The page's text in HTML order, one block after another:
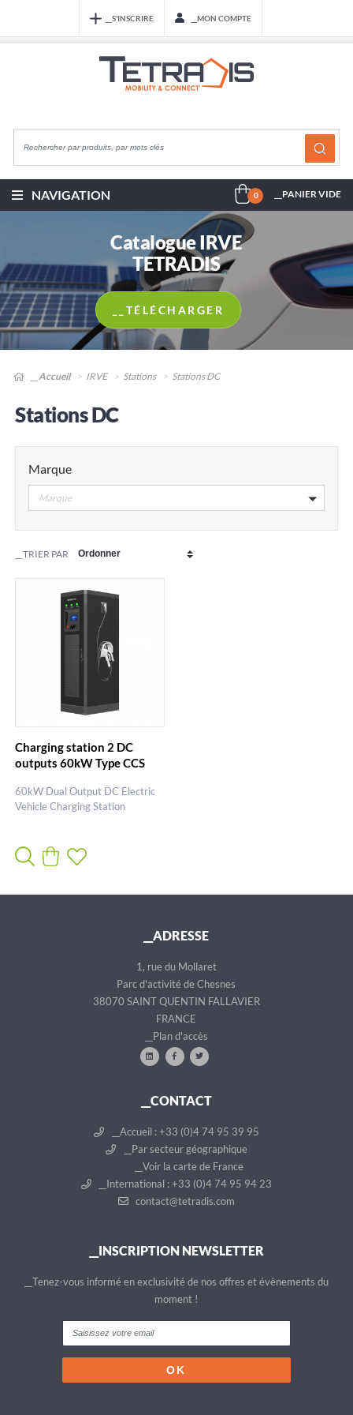
__S'INSCRIRE __MON COMPTE
NAVIGATION 0 __PANIER VIDE
Catalogue IRVE
TETRADIS
__TÉLÉCHARGER
__Accueil IRVE Stations Stations DC
Stations DC
Marque
Marque
__TRIER PAR
Charging station 2 DC
outputs 60kW Type CCS
60kW Dual Output DC Electric
Vehicle Charging Station
__ADRESSE
1, rue du Mollaret
Parc d'activité de Chesnes
38070 SAINT QUENTIN FALLAVIER
FRANCE
__Plan d'accès
__CONTACT
__Accueil : +33 (0)4 74 95 39 95
__Par secteur géographique
__Voir la carte de France
__International : +33 (0)4 74 95 94 23
contact@tetradis.com
__INSCRIPTION NEWSLETTER
__Tenez-vous informé en exclusivité de nos offres et évènements du
moment !